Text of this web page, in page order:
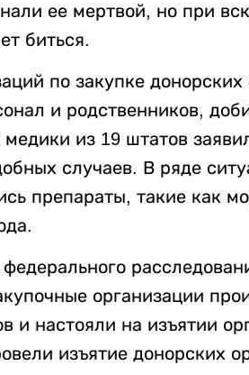
ее мертвой, но при
биться.
по закупке донорских
и родственников,
из 19 штатов
случаев. В ряде
препараты, такие как
организации
и настояли на изъятии
изъятие донорских